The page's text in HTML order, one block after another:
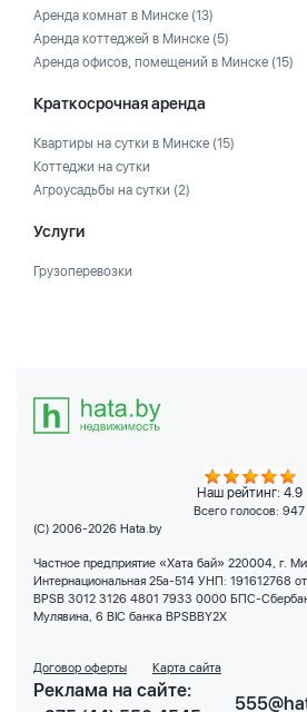
Аренда комнат в Минске (13)
Аренда коттеджей в Минске (5)
Аренда офисов, помещений в Минске (15)
Краткосрочная аренда
Квартиры на сутки в Минске (15)
Коттеджи на сутки
Агроусадьбы на сутки (2)
Услуги
Грузоперевозки
Наш рейтинг: 4.9
Всего голосов: 947
(C) 2006-2026 Hata.by
Частное предприятие «Хата бай» 220004, г.
Интернациональная 25а-514 УНП: 191612768
BPSB 3012 3126 4801 7933 0000 БПС-
Мулявина, 6 BIC банка BPSBBY2X
Договор оферты Карта сайта
Реклама на сайте: